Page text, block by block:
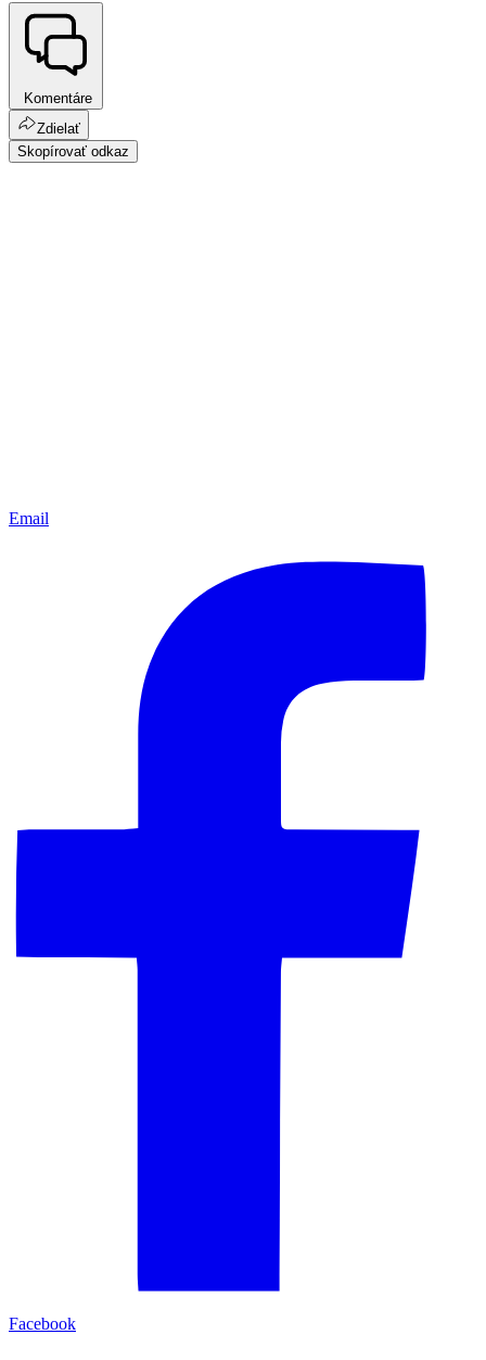
Komentáre
Zdielať
Skopírovať odkaz
Email
Facebook